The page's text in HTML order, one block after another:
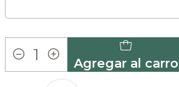
Cantidad Agregar al carro